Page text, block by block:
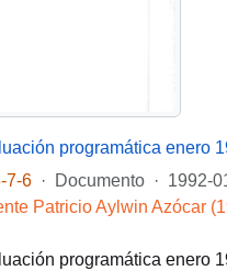
7-6 · Documento · 1992-
Patricio Aylwin Azócar
programática enero